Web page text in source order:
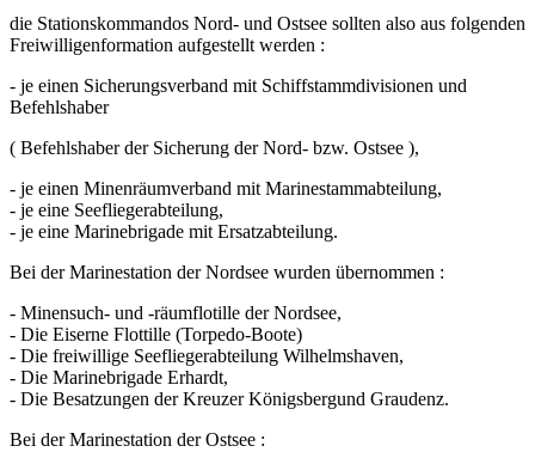
die Stationskommandos Nord- und Ostsee sollten also aus folgenden
Freiwilligenformation aufgestellt werden :
- je einen Sicherungsverband mit Schiffstammdivisionen und
Befehlshaber
( Befehlshaber der Sicherung der Nord- bzw. Ostsee ),
- je einen Minenräumverband mit Marinestammabteilung,
- je eine Seefliegerabteilung,
- je eine Marinebrigade mit Ersatzabteilung.
Bei der Marinestation der Nordsee wurden übernommen :
- Minensuch- und -räumflotille der Nordsee,
- Die Eiserne Flottille (Torpedo-Boote)
- Die freiwillige Seefliegerabteilung Wilhelmshaven,
- Die Marinebrigade Erhardt,
- Die Besatzungen der Kreuzer Königsbergund Graudenz.
Bei der Marinestation der Ostsee :